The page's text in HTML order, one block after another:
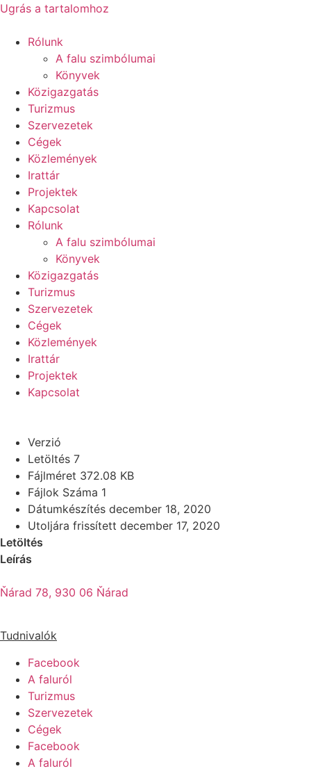
Ugrás a tartalomhoz
Rólunk
A falu szimbólumai
Könyvek
Közigazgatás
Turizmus
Szervezetek
Cégek
Közlemények
Irattár
Projektek
Kapcsolat
Rólunk
A falu szimbólumai
Könyvek
Közigazgatás
Turizmus
Szervezetek
Cégek
Közlemények
Irattár
Projektek
Kapcsolat
Verzió
Letöltés 7
Fájlméret 372.08 KB
Fájlok Száma 1
Dátumkészítés december 18, 2020
Utoljára frissített december 17, 2020
Letöltés
Leírás
Ňárad 78, 930 06 Ňárad
Tudnivalók
Facebook
A faluról
Turizmus
Szervezetek
Cégek
Facebook
A faluról